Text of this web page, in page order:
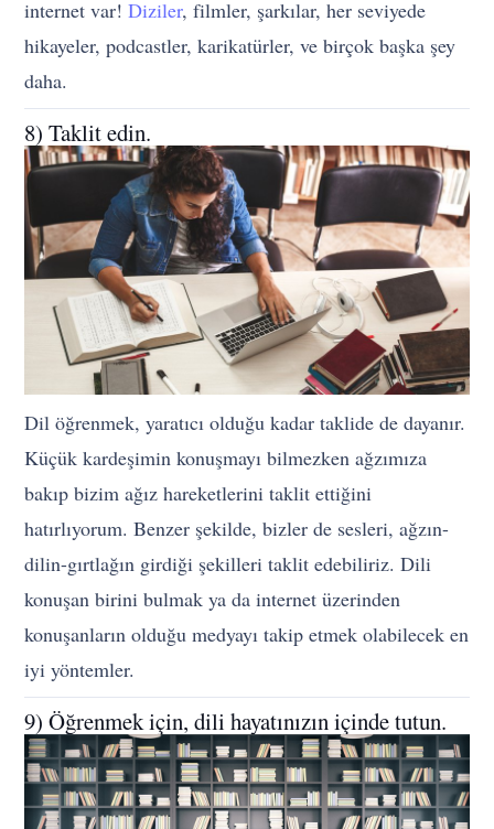
internet var!Diziler, filmler, şarkılar, her seviyede
hikayeler, podcastler, karikatürler, ve birçok başka şey
daha.
8) Taklit edin.
Dil öğrenmek, yaratıcı olduğu kadar taklide de dayanır.
Küçük kardeşimin konuşmayı bilmezken ağzımıza
bakıp bizim ağız hareketlerini taklit ettiğini
hatırlıyorum. Benzer şekilde, bizler de sesleri, ağzın-
dilin-gırtlağın girdiği şekilleri taklit edebiliriz. Dili
konuşan birini bulmak ya da internet üzerinden
konuşanların olduğu medyayı takip etmek olabilecek en
iyi yöntemler.
9) Öğrenmek için, dili hayatınızın içinde tutun.